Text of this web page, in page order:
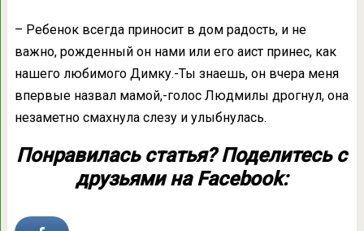
– Ребенок всегда приносит в дом радость, и не
важно, рожденный он нами или его аист принес, как
нашего любимого Димку.-Ты знаешь, он вчера меня
впервые назвал мамой,-голос Людмилы дрогнул, она
незаметно смахнула слезу и улыбнулась.
Понравилась статья? Поделитесь с
друзьями на Facebook: